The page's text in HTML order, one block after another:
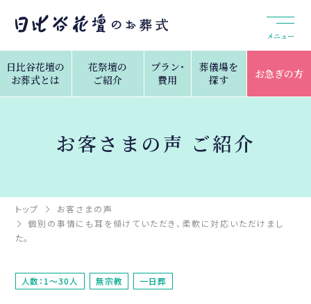
メニュー
日比谷花壇の
お葬式とは
花祭壇の
ご紹介
プラン・
費用
葬儀場を
探す
お急ぎの方
お客さまの声 ご紹介
トップ
お客さまの声
個別の事情にも耳を傾けていただき、柔軟に対応いただけまし
た。
人数：1～30人 無宗教 一日葬